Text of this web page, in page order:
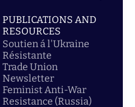
PUBLICATIONS AND
RESOURCES
Soutien á l'Ukraine
Résistante
Trade Union
Newsletter
Feminist Anti-War
Resistance (Russia)